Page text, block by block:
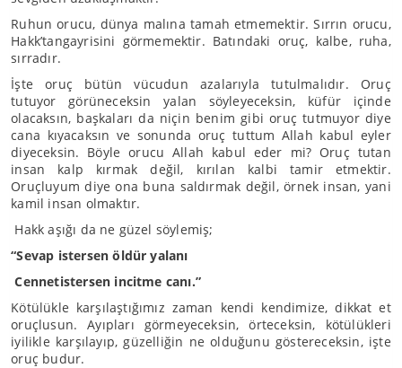
Ruhun orucu, dünya malına tamah etmemektir. Sırrın orucu,
Hakk’tangayrisini görmemektir. Batındaki oruç, kalbe, ruha,
sırradır.
İşte oruç bütün vücudun azalarıyla tutulmalıdır. Oruç
tutuyor görüneceksin yalan söyleyeceksin, küfür içinde
olacaksın, başkaları da niçin benim gibi oruç tutmuyor diye
cana kıyacaksın ve sonunda oruç tuttum Allah kabul eyler
diyeceksin. Böyle orucu Allah kabul eder mi? Oruç tutan
insan kalp kırmak değil, kırılan kalbi tamir etmektir.
Oruçluyum diye ona buna saldırmak değil, örnek insan, yani
kamil insan olmaktır.
Hakk aşığı da ne güzel söylemiş;
“Sevap istersen öldür yalanı
Cennetistersen incitme canı.”
Kötülükle karşılaştığımız zaman kendi kendimize, dikkat et
oruçlusun. Ayıpları görmeyeceksin, örteceksin, kötülükleri
iyilikle karşılayıp, güzelliğin ne olduğunu göstereceksin, işte
oruç budur.